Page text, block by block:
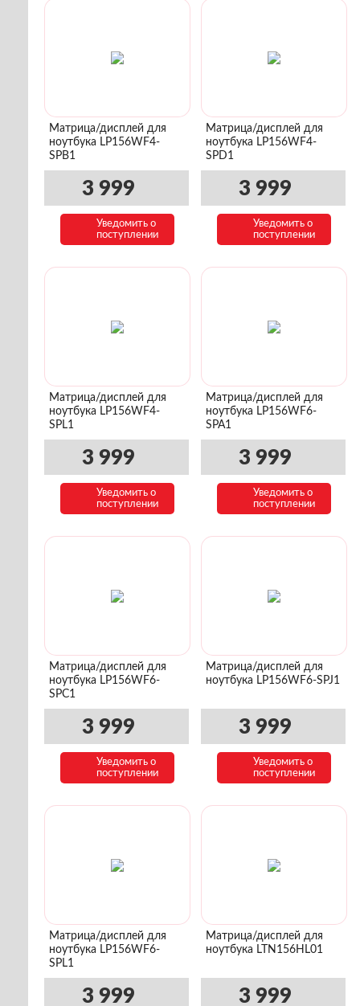
Матрица/дисплей для
ноутбука LP156WF4-
SPB1
3 999
Уведомить о
поступлении
Матрица/дисплей для
ноутбука LP156WF4-
SPD1
3 999
Уведомить о
поступлении
Матрица/дисплей для
ноутбука LP156WF4-
SPL1
3 999
Уведомить о
поступлении
Матрица/дисплей для
ноутбука LP156WF6-
SPA1
3 999
Уведомить о
поступлении
Матрица/дисплей для
ноутбука LP156WF6-
SPC1
3 999
Уведомить о
поступлении
Матрица/дисплей для
ноутбука LP156WF6-SPJ1
3 999
Уведомить о
поступлении
Матрица/дисплей для
ноутбука LP156WF6-
SPL1
3 999
Матрица/дисплей для
ноутбука LTN156HL01
3 999